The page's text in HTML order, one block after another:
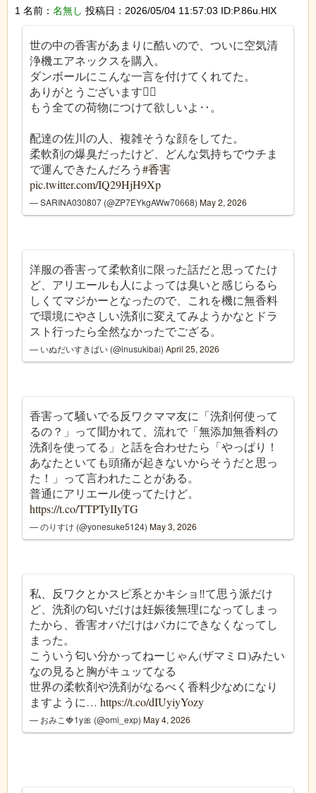
1 名前： 名無し 投稿日：2026/05/04 11:57:03 ID:P.86u.HlX
世の中の香害があまりに酷いので、ついに空気清
浄機エアネックスを購入。
ダンボールにこんな一言を付けてくれてた。
ありがとうございます🙇‍♀️
もう全ての荷物につけて欲しいよ‥。
配達の佐川の人、複雑そうな顔をしてた。
柔軟剤の爆臭だったけど、どんな気持ちでウチま
で運んできたんだろう#香害
pic.twitter.com/IQ29HjH9Xp
— SARINA030807 (@ZP7EYkgAWw70668) May 2, 2026
洋服の香害って柔軟剤に限った話だと思ってたけ
ど、アリエールも人によっては臭いと感じらるら
しくてマジかーとなったので、これを機に無香料
で環境にやさしい洗剤に変えてみようかなとドラ
スト行ったら全然なかったでござる。
— いぬだいすきばい (@inusukibai) April 25, 2026
香害って騒いでる反ワクママ友に「洗剤何使って
るの？」って聞かれて、流れで「無添加無香料の
洗剤を使ってる」と話を合わせたら「やっぱり！
あなたといても頭痛が起きないからそうだと思っ
た！」って言われたことがある。
普通にアリエール使ってたけど。
https://t.co/TTPTyIIyTG
— のりすけ (@yonesuke5124) May 3, 2026
私、反ワクとかスピ系とかキショ‼️て思う派だけ
ど、洗剤の匂いだけは妊娠後無理になってしまっ
たから、香害オバだけはバカにできなくなってし
まった。
こういう匂い分かってねーじゃん(ザマミロ)みたい
なの見ると胸がキュッてなる
世界の柔軟剤や洗剤がなるべく香料少なめになり
ますように… https://t.co/dIUyiyYozy
— おみこ🍓1y🎀 (@omi_exp) May 4, 2026